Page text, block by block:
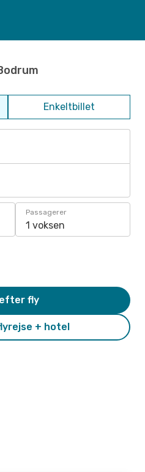
Enkeltbillet
Passagerer
1 voksen
+ hotel
fly